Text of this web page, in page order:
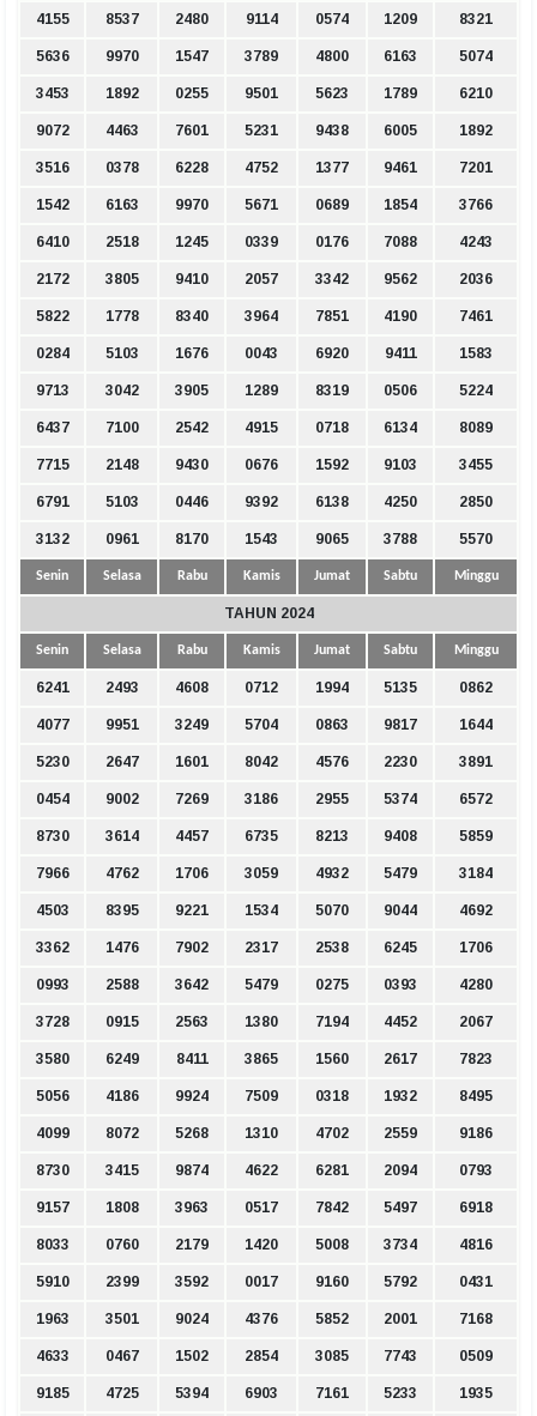
4155 8537 2480 9114 0574 1209 8321
5636 9970 1547 3789 4800 6163 5074
3453 1892 0255 9501 5623 1789 6210
9072 4463 7601 5231 9438 6005 1892
3516 0378 6228 4752 1377 9461 7201
1542 6163 9970 5671 0689 1854 3766
6410 2518 1245 0339 0176 7088 4243
2172 3805 9410 2057 3342 9562 2036
5822 1778 8340 3964 7851 4190 7461
0284 5103 1676 0043 6920 9411 1583
9713 3042 3905 1289 8319 0506 5224
6437 7100 2542 4915 0718 6134 8089
7715 2148 9430 0676 1592 9103 3455
6791 5103 0446 9392 6138 4250 2850
3132 0961 8170 1543 9065 3788 5570
Senin Selasa Rabu Kamis Jumat Sabtu Minggu
TAHUN 2024
Senin Selasa Rabu Kamis Jumat Sabtu Minggu
6241 2493 4608 0712 1994 5135 0862
4077 9951 3249 5704 0863 9817 1644
5230 2647 1601 8042 4576 2230 3891
0454 9002 7269 3186 2955 5374 6572
8730 3614 4457 6735 8213 9408 5859
7966 4762 1706 3059 4932 5479 3184
4503 8395 9221 1534 5070 9044 4692
3362 1476 7902 2317 2538 6245 1706
0993 2588 3642 5479 0275 0393 4280
3728 0915 2563 1380 7194 4452 2067
3580 6249 8411 3865 1560 2617 7823
5056 4186 9924 7509 0318 1932 8495
4099 8072 5268 1310 4702 2559 9186
8730 3415 9874 4622 6281 2094 0793
9157 1808 3963 0517 7842 5497 6918
8033 0760 2179 1420 5008 3734 4816
5910 2399 3592 0017 9160 5792 0431
1963 3501 9024 4376 5852 2001 7168
4633 0467 1502 2854 3085 7743 0509
9185 4725 5394 6903 7161 5233 1935